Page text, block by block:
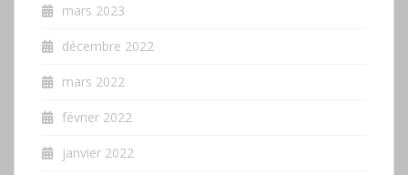
mars 2023
décembre 2022
mars 2022
février 2022
janvier 2022